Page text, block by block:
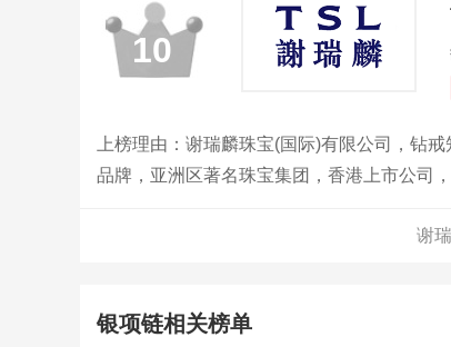
10
上榜理由：谢瑞麟珠宝(国际)有限公司，钻
品牌，亚洲区著名珠宝集团，香港上市公司
谢
银项链相关榜单